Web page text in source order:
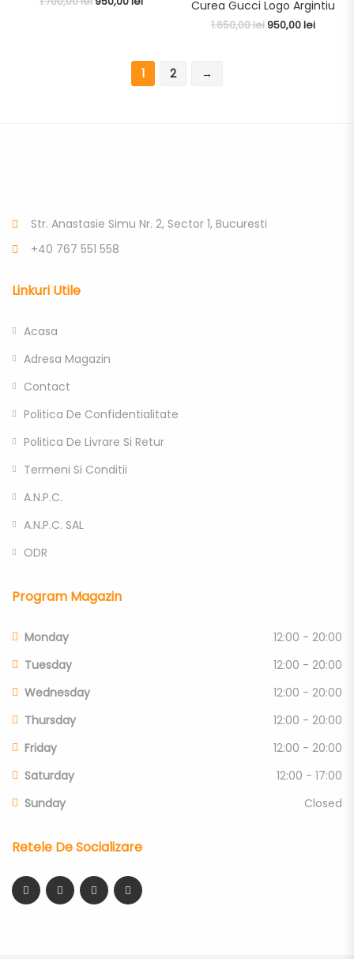
Curea Gucci Logo Argintiu
1.650,00lei950,00lei
1 2 →
Str. Anastasie Simu Nr. 2, Sector 1, Bucuresti
+40 767 551 558
Linkuri Utile
Acasa
Adresa Magazin
Contact
Politica De Confidentialitate
Politica De Livrare Si Retur
Termeni Si Conditii
A.N.P.C.
A.N.P.C. SAL
ODR
Program Magazin
Monday
12:00 - 20:00
Tuesday
12:00 - 20:00
Wednesday
12:00 - 20:00
Thursday
12:00 - 20:00
Friday
12:00 - 20:00
Saturday
12:00 - 17:00
Sunday
Closed
Retele De Socializare